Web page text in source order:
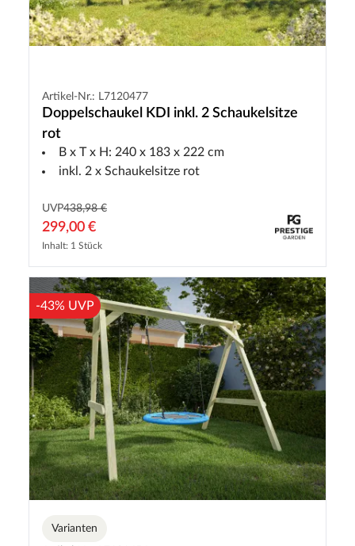
Artikel-Nr.: L7120477
Doppelschaukel KDI inkl. 2 Schaukelsitze
rot
B x T x H: 240 x 183 x 222 cm
inkl. 2 x Schaukelsitze rot
UVP438,98 €
299,00 €
Inhalt: 1 Stück
-43% UVP
Varianten